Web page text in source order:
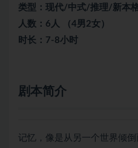
类型：现代/中式/推理/新本
人数：6人 （4男2女）
时长：7-8小时
剧本简介
记忆，像是从另一个世界倾